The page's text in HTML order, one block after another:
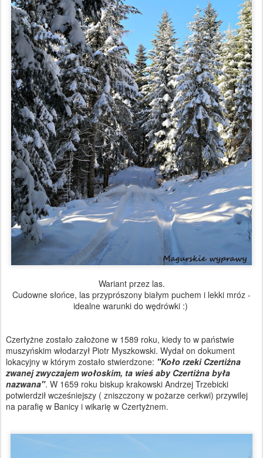
Wariant przez las.
Cudowne słońce, las przyprószony białym puchem i lekki mróz -
idealne warunki do wędrówki :)
Czertyżne zostało założone w 1589 roku, kiedy to w państwie
muszyńskim włodarzył Piotr Myszkowski. Wydał on dokument
lokacyjny w którym zostało stwierdzone: "Koło rzeki Czertiżna
zwanej zwyczajem wołoskim, ta wieś aby Czertiżna była
nazwana". W 1659 roku biskup krakowski Andrzej Trzebicki
potwierdził wcześniejszy ( zniszczony w pożarze cerkwi) przywilej
na parafię w Banicy i wikarię w Czertyżnem.